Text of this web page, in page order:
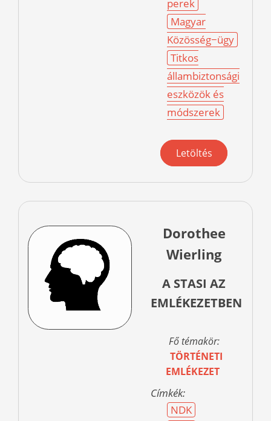
perek
Magyar
Közösség−ügy
Titkos
állambiztonsági
eszközök és
módszerek
Letöltés
Dorothee
Wierling
A STASI AZ
EMLÉKEZETBEN
Fő témakör:
TÖRTÉNETI
EMLÉKEZET
Címkék:
NDK